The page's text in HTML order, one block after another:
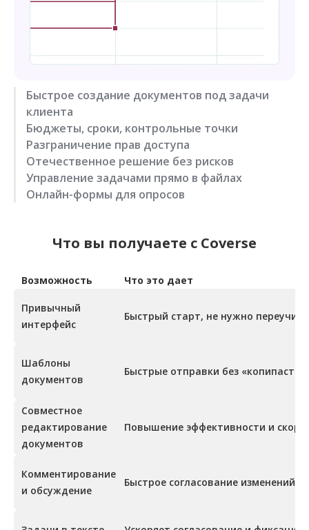
Быстрое создание документов под задачи
клиента
Бюджеты, сроки, контрольные точки
Разграничение прав доступа
Отечественное решение без рисков
Управление задачами прямо в файлах
Онлайн-формы для опросов
Что вы получаете с Coverse
Возможность
Привычный
интерфейс
Шаблоны
документов
Совместное
редактирование
документов
Комментирование
и обсуждение
Что это дает
Быстрый старт, не нужно
Быстрые отправки без
Повышение эффективности и
Быстрое согласование изменений и